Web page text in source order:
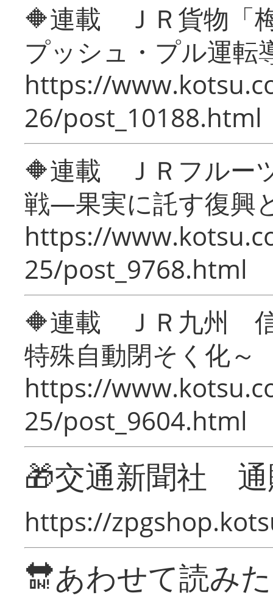
🔶連載 ＪＲ貨物「
プッシュ・プル運転
https://
26/post_10188.html
🔶連載 ＪＲフルー
戦―果実に託す復興
https://
25/post_9768.html
🔶連載 ＪＲ九州 信
特殊自動閉そく化～
https://
25/post_9604.html
🎁交通新聞社
https://
🔛あわせて読み